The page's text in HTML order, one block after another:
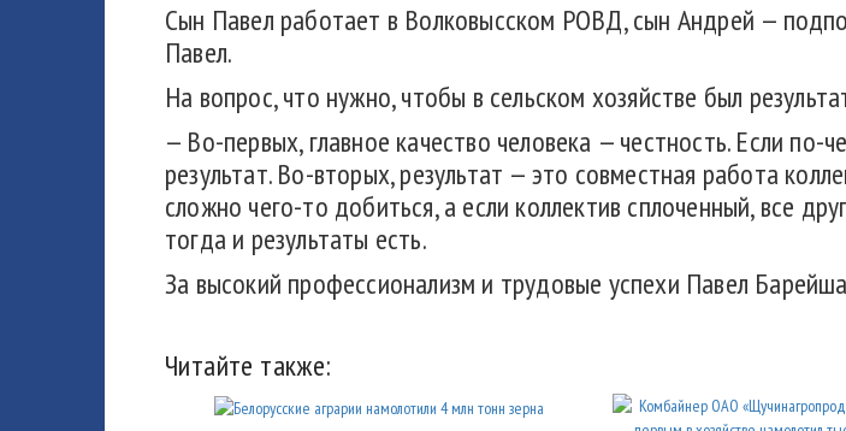
Сын Павел работает в Волковысском РОВД, сын Андрей —
Павел.
На вопрос, что нужно, чтобы в сельском хозяйстве был
— Во-первых, главное качество человека — честность. Если
результат. Во-вторых, результат — это совместная работа
сложно чего-то добиться, а если коллектив сплоченный, все
тогда и результаты есть.
За высокий профессионализм и трудовые успехи Павел
Читайте также: